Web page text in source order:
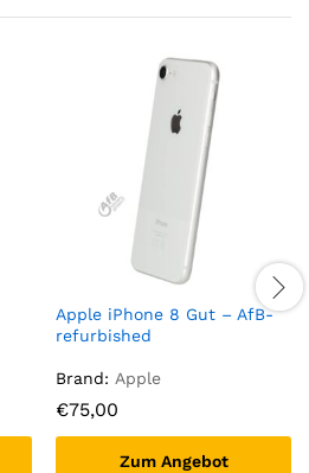
Apple iPhone 8 Gut – AfB-
refurbished
Brand: Apple
€75,00
Zum Angebot